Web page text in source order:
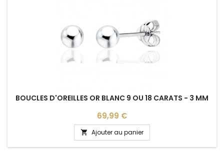
BOUCLES D'OREILLES OR BLANC 9 OU 18 CARATS - 3 MM
Prix
69,99 €
 Ajouter au panier